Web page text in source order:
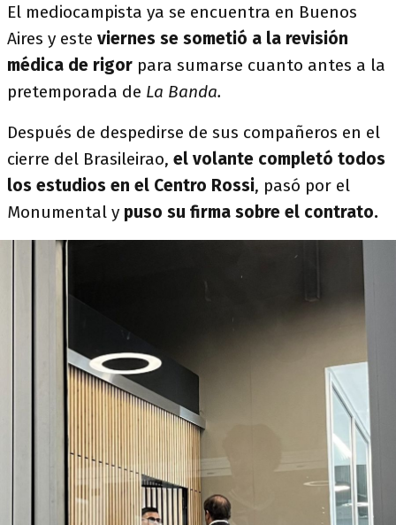
El mediocampista ya se encuentra en Buenos
Aires y este viernes se sometió a la revisión
médica de rigor para sumarse cuanto antes a la
pretemporada de La Banda.
Después de despedirse de sus compañeros en el
cierre del Brasileirao, el volante completó todos
los estudios en el Centro Rossi, pasó por el
Monumental y puso su firma sobre el contrato.